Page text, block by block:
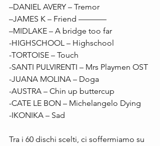
–DANIEL AVERY – Tremor
–JAMES K – Friend –––––––
–MIDLAKE – A bridge too far
-HIGHSCHOOL – Highschool
-TORTOISE – Touch
-SANTI PULVIRENTI – Mrs Playmen OST
-JUANA MOLINA – Doga
-AUSTRA – Chin up buttercup
-CATE LE BON – Michelangelo Dying
-IKONIKA – Sad
Tra i 60 dischi scelti, ci soffermiamo su